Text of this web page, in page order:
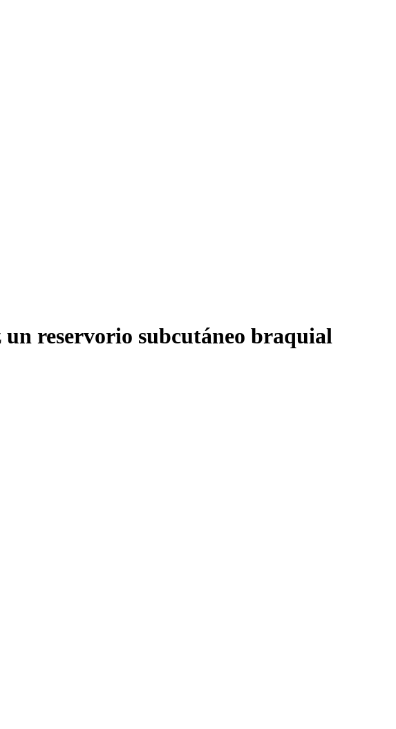
reservorio subcutáneo braquial